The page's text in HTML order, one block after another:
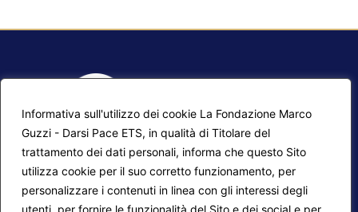
Informativa sull'utilizzo dei cookie La Fondazione Marco
Guzzi - Darsi Pace ETS, in qualità di Titolare del
trattamento dei dati personali, informa che questo Sito
utilizza cookie per il suo corretto funzionamento, per
personalizzare i contenuti in linea con gli interessi degli
utenti, per fornire le funzionalità del Sito e dei social e per